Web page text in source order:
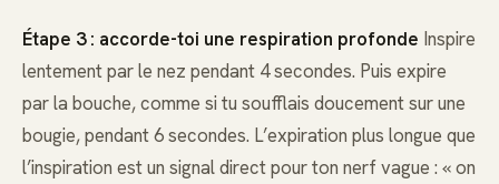
Étape 3 : accorde-toi une respiration profonde Inspire
lentement par le nez pendant 4 secondes. Puis expire
par la bouche, comme si tu soufflais doucement sur une
bougie, pendant 6 secondes. L’expiration plus longue que
l’inspiration est un signal direct pour ton nerf vague : « on